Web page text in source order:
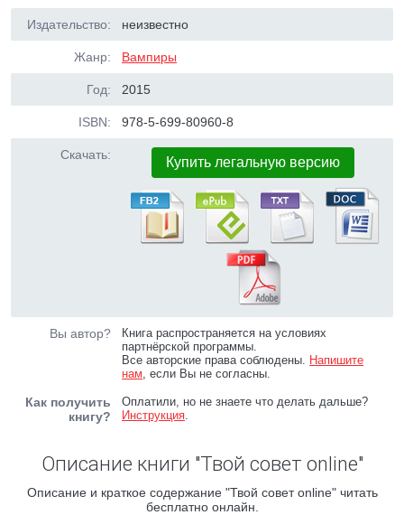
Издательство: неизвестно
Жанр: Вампиры
Год: 2015
ISBN: 978-5-699-80960-8
Скачать: Купить легальную версию
Вы автор?
Книга распространяется на условиях
партнёрской программы.
Все авторские права соблюдены. Напишите
нам, если Вы не согласны.
Как получить
книгу?
Оплатили, но не знаете что делать дальше?
Инструкция.
Описание книги "Твой совет online"
Описание и краткое содержание "Твой совет online" читать
бесплатно онлайн.